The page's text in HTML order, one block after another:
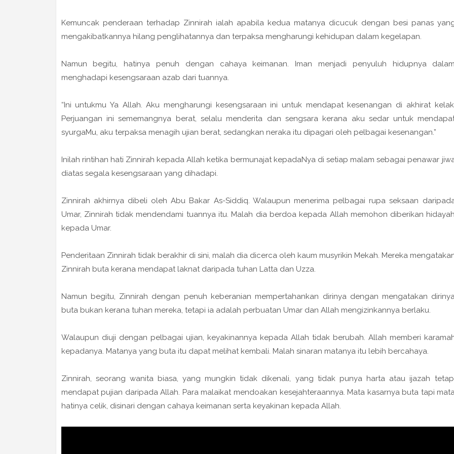
Kemuncak penderaan terhadap Zinnirah ialah apabila kedua matanya dicucuk dengan besi panas
mengakibatkannya hilang penglihatannya dan terpaksa mengharungi kehidupan dalam kegelapan.
Namun begitu, hatinya penuh dengan cahaya keimanan. Iman menjadi penyuluh hidupnya dalam
menghadapi kesengsaraan azab dari tuannya.
“Ini untukmu Ya Allah. Aku mengharungi kesengsaraan ini untuk mendapat kesenangan di akhirat
Perjuangan ini sememangnya berat, selalu menderita dan sengsara kerana aku sedar untuk
syurgaMu, aku terpaksa menagih ujian berat, sedangkan neraka itu dipagari oleh pelbagai kesenangan.”
Inilah rintihan hati Zinnirah kepada Allah ketika bermunajat kepadaNya di setiap malam sebagai penawar
diatas segala kesengsaraan yang dihadapi.
Zinnirah akhirnya dibeli oleh Abu Bakar As-Siddiq. Walaupun menerima pelbagai rupa seksaan
Umar, Zinnirah tidak mendendami tuannya itu. Malah dia berdoa kepada Allah memohon diberikan hidayah
kepada Umar.
Penderitaan Zinnirah tidak berakhir di sini, malah dia dicerca oleh kaum musyrikin Mekah. Mereka
Zinnirah buta kerana mendapat laknat daripada tuhan Latta dan Uzza.
Namun begitu, Zinnirah dengan penuh keberanian mempertahankan dirinya dengan mengatakan
buta bukan kerana tuhan mereka, tetapi ia adalah perbuatan Umar dan Allah mengizinkannya berlaku.
Walaupun diuji dengan pelbagai ujian, keyakinannya kepada Allah tidak berubah. Allah memberi
kepadanya. Matanya yang buta itu dapat melihat kembali. Malah sinaran matanya itu lebih bercahaya.
Zinnirah, seorang wanita biasa, yang mungkin tidak dikenali, yang tidak punya harta atau ijazah
mendapat pujian daripada Allah. Para malaikat mendoakan kesejahteraannya. Mata kasarnya buta tapi
hatinya celik, disinari dengan cahaya keimanan serta keyakinan kepada Allah.